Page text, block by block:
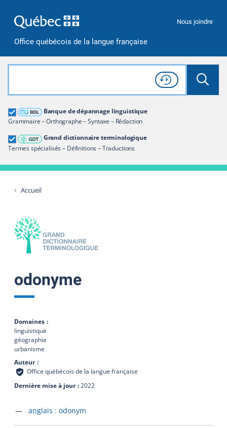
Office québécois de la langue française
Nous joindre
Rechercher dans tout le site
Lancer
Consulter l'
Historique
de recherche
Banque de dépannage linguistique
Grammaire – Orthographe – Syntaxe – Rédaction
Grand dictionnaire terminologique
Termes spécialisés – Définitions – Traductions
Grand dictionnaire terminologique
Restreindre aux termes
Accueil
odonyme
Domaines
linguistique
géographie
urbanisme
Auteur
Office québécois de la langue française
Dernière mise à jour 2022
Accéder à la fiche en
anglais : odonym